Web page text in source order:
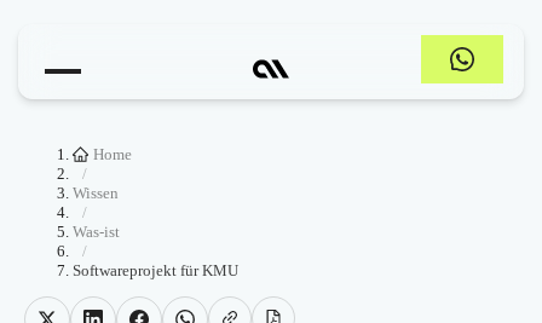
Home
/
Wissen
/
Was-ist
/
Softwareprojekt für KMU